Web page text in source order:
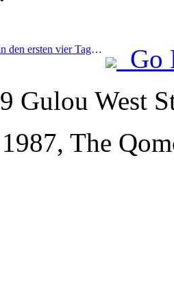
Prev:Shanghai konnte in den ersten vier Tagen des Mittherbstfestes und der Nationalfeiertage über 15,11 Millionen Besucher begrüßen, was einem Anstieg von über 20 % im Vergleich zum Vorjahr entspricht.
Go
Gulou West
The